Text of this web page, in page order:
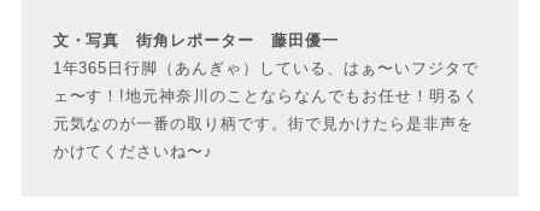
文・写真 街角レポーター 藤田優一
1年365日行脚（あんぎゃ）している、はぁ〜いフジタで
ェ〜す！!地元神奈川のことならなんでもお任せ！明るく
元気なのが一番の取り柄です。街で見かけたら是非声を
かけてくださいね〜♪